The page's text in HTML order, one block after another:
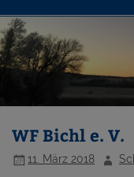
WF Bichl e. V.
11. März 2018